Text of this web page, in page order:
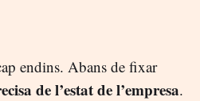
endins. Abans de fixar
de l’estat de l’empresa.